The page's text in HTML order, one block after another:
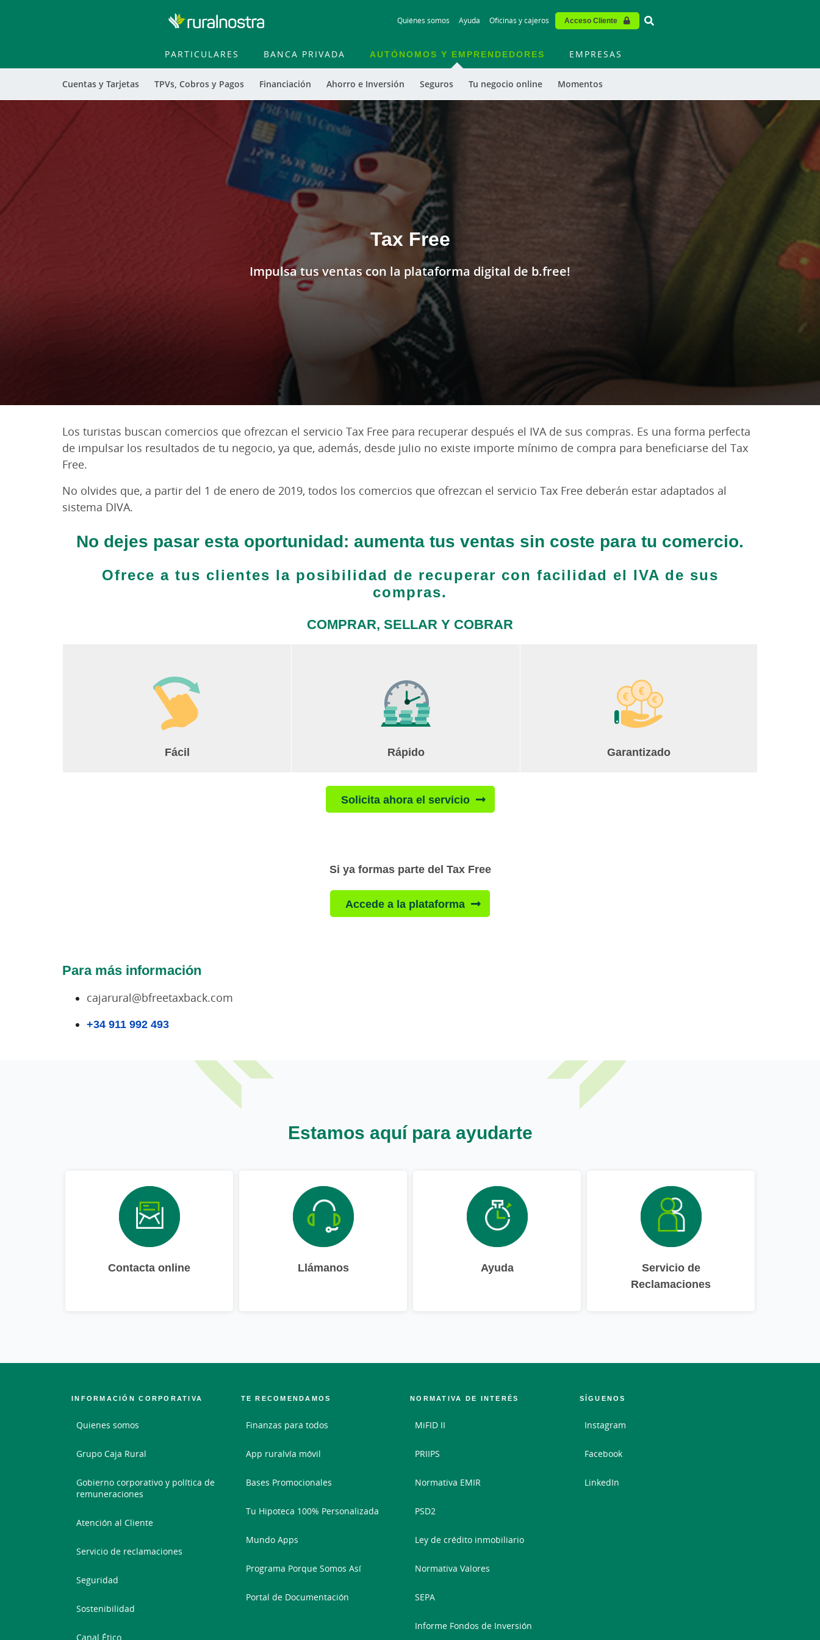
to
contentt
Quiénes somos Ayuda Oficinas y cajeros Acceso Cliente Vinculo - Buscar en la web
PARTICULARES BANCA PRIVADA AUTÓNOMOS Y EMPRENDEDORES
Cuentas y Tarjetas TPVs, Cobros y Pagos Financiación Ahorro e Inversión Seguros Tu negocio online Momentos
EMPRESAS
espere...
Tax Free
Impulsa tus ventas con la plataforma digital de b.free!
Los turistas buscan comercios que ofrezcan el servicio Tax Free para recuperar después el IVA de sus compras. Es una forma perfecta
de impulsar los resultados de tu negocio, ya que, además, desde julio no existe importe mínimo de compra para beneficiarse del Tax
Free.
No olvides que, a partir del 1 de enero de 2019, todos los comercios que ofrezcan el servicio Tax Free deberán estar adaptados al
sistema DIVA.
No dejes pasar esta oportunidad: aumenta tus ventas sin coste para tu comercio.
Ofrece a tus clientes la posibilidad de recuperar con facilidad el IVA de sus
compras.
COMPRAR, SELLAR Y COBRAR
Fácil Rápido Garantizado
Solicita ahora el servicio
Si ya formas parte del Tax Free
Accede a la plataforma
Para más información
cajarural@bfreetaxback.com
+34 911 992 493
Estamos aquí para ayudarte
Contacta online Llámanos Ayuda
Servicio de
Reclamaciones
INFORMACIÓN CORPORATIVA
Quienes somos
Grupo Caja Rural
Gobierno corporativo y política de
remuneraciones
Atención al Cliente
Servicio de reclamaciones
Seguridad
Sostenibilidad
Canal Ético
TE RECOMENDAMOS
Finanzas para todos
App ruralvía móvil
Bases Promocionales
Tu Hipoteca 100% Personalizada
Mundo Apps
Programa Porque Somos Así
Portal de Documentación
NORMATIVA DE INTERÉS
MiFID II
PRIIPS
Normativa EMIR
PSD2
Ley de crédito inmobiliario
Normativa Valores
SEPA
Informe Fondos de Inversión
SÍGUENOS
Instagram
Facebook
LinkedIn